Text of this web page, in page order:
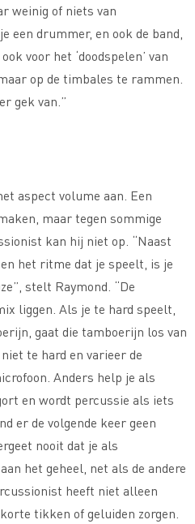
weinig of niets van
een drummer, en ook de band,
voor het ‘doodspelen’ van
op de timbales te rammen.
gek van.”
aspect volume aan. Een
maar tegen sommige
kan hij niet op. “Naast
het ritme dat je speelt, is je
stelt Raymond. “De
liggen. Als je te hard speelt,
gaat die tamboerijn los van
te hard en varieer de
Anders help je als
en wordt percussie als iets
er de volgende keer geen
nooit dat je als
het geheel, net als de andere
heeft niet alleen
tikken of geluiden zorgen.